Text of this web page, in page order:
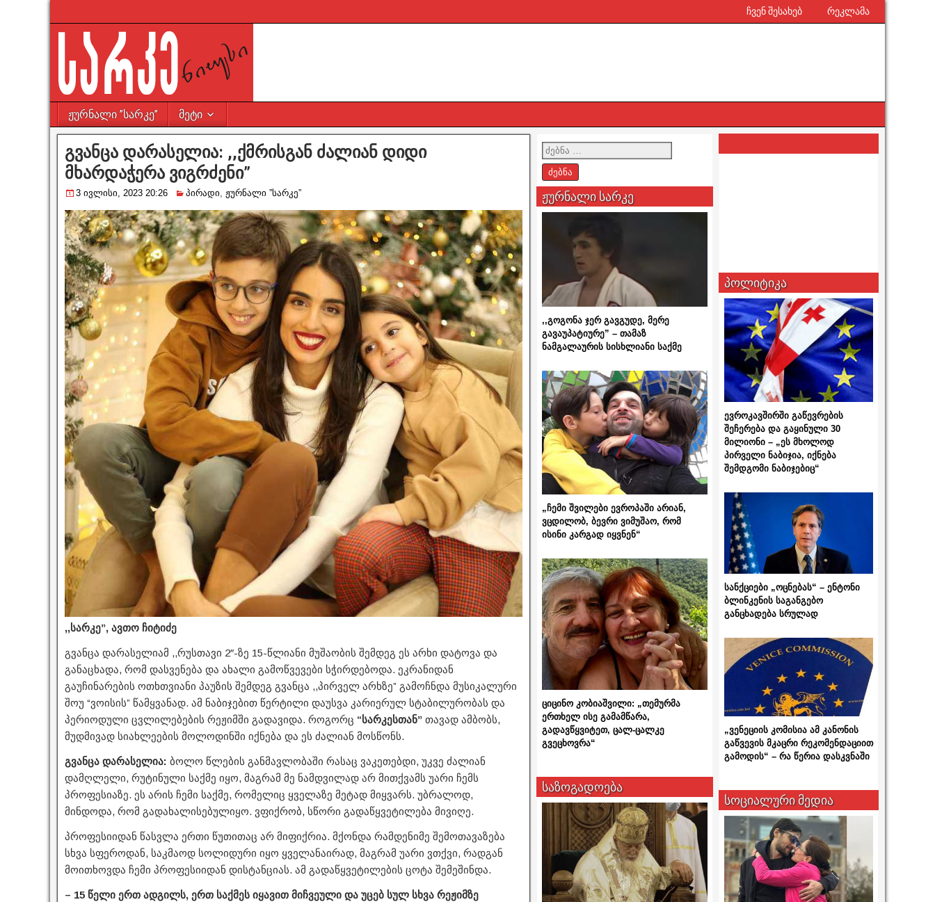
ჩვენ შესახებ რეკლამა
ჟურნალი ”სარკე” მეტი
გვანცა დარასელია: ,,ქმრისგან ძალიან დიდი
მხარდაჭერა ვიგრძენი”
3 ივლისი, 2023 20:26 პირადი, ჟურნალი ”სარკე”
,,სარკე”, ავთო ჩიტიძე
გვანცა დარასელიამ ,,რუსთავი 2″-ზე 15-წლიანი მუშაობის შემდეგ ეს არხი დატოვა და
განაცხადა, რომ დასვენება და ახალი გამოწვევები სჭირდებოდა. ეკრანიდან
გაუჩინარების ოთხთვიანი პაუზის შემდეგ გვანცა ,,პირველ არხზე” გამოჩნდა მუსიკალური
შოუ “ვოისის” წამყვანად. ამ ნაბიჯებით წერტილი დაუსვა კარიერულ სტაბილურობას და
პერიოდული ცვლილებების რეჟიმში გადავიდა. როგორც “სარკესთან” თავად ამბობს,
მუდმივად სიახლეების მოლოდინში იქნება და ეს ძალიან მოსწონს.
გვანცა დარასელია: ბოლო წლების განმავლობაში რასაც ვაკეთებდი, უკვე ძალიან
დამღლელი, რუტინული საქმე იყო, მაგრამ მე ნამდვილად არ მითქვამს უარი ჩემს
პროფესიაზე. ეს არის ჩემი საქმე, რომელიც ყველაზე მეტად მიყვარს. უბრალოდ,
მინდოდა, რომ გადახალისებულიყო. ვფიქრობ, სწორი გადაწყვეტილება მივიღე.
პროფესიიდან წასვლა ერთი წუთითაც არ მიფიქრია. მქონდა რამდენიმე შემოთავაზება
სხვა სფეროდან, საკმაოდ სოლიდური იყო ყველანაირად, მაგრამ უარი ვთქვი, რადგან
მოითხოვდა ჩემი პროფესიიდან დისტანციას. ამ გადაწყვეტილების ცოტა შემეშინდა.
– 15 წელი ერთ ადგილს, ერთ საქმეს იყავით მიჩვეული და უცებ სულ სხვა რეჟიმზე
ჟურნალი სარკე
,,გოგონა ჯერ გავგუდე, მერე
გავაუპატიურე” – თამაზ
ნამგალაურის სისხლიანი საქმე
„ჩემი შვილები ევროპაში არიან,
ვცდილობ, ბევრი ვიმუშაო, რომ
ისინი კარგად იყვნენ“
ციცინო კობიაშვილი: „თემურმა
ერთხელ ისე გამამწარა,
გადავწყვიტეთ, ცალ-ცალკე
გვეცხოვრა“
საზოგადოება
პოლიტიკა
ევროკავშირში გაწევრების
შეჩერება და გაყინული 30
მილიონი – „ეს მხოლოდ
პირველი ნაბიჯია, იქნება
შემდგომი ნაბიჯებიც“
სანქციები „ოცნებას“ – ენტონი
ბლინკენის საგანგებო
განცხადება სრულად
„ვენეციის კომისია ამ კანონის
გაწვევის მკაცრი რეკომენდაციით
გამოდის“ – რა წერია დასკვნაში
სოციალური მედია